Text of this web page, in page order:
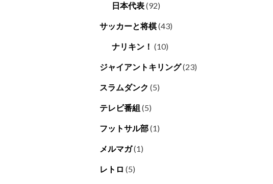
日本代表(92)
サッカーと将棋(43)
ナリキン！ (10)
ジャイアントキリング(23)
スラムダンク (5)
テレビ番組 (5)
フットサル部(1)
メルマガ(1)
レトロ (5)